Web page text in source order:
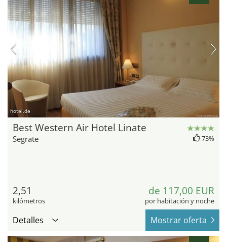
hotel.de
Best Western Air Hotel Linate
Segrate 73%
2,51
kilómetros
de 117,00 EUR
por habitación y noche
Detalles Mostrar oferta